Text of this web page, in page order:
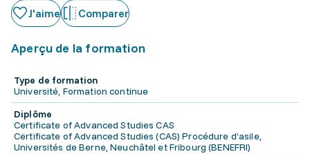
J'aime Comparer
Aperçu de la formation
Type de formation
Université, Formation continue
Diplôme
Certificate of Advanced Studies CAS
Certificate of Advanced Studies (CAS) Procédure d’asile,
Universités de Berne, Neuchâtel et Fribourg (BENEFRI)